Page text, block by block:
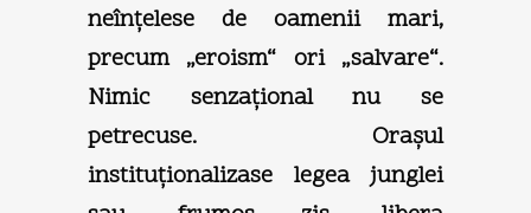
neînţelese de oamenii mari,
precum „eroism“ ori „salvare“.
Nimic senzaţional nu se
petrecuse. Oraşul
instituţionalizase legea junglei